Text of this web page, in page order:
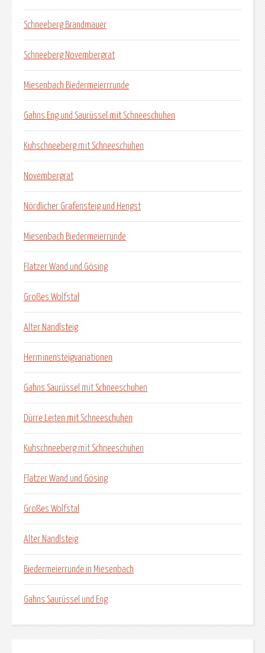
Schneeberg Brandmauer
Schneeberg Novembergrat
Miesenbach Biedermeierrrunde
Gahns Eng und Saurüssel mit Schneeschuhen
Kuhschneeberg mit Schneeschuhen
Novembergrat
Nördlicher Grafensteig und Hengst
Miesenbach Biedermeierrunde
Flatzer Wand und Gösing
Großes Wolfstal
Alter Nandlsteig
Herminensteigvariationen
Gahns Saurüssel mit Schneeschuhen
Dürre Leiten mit Schneeschuhen
Kuhschneeberg mit Schneeschuhen
Flatzer Wand und Gösing
Großes Wolfstal
Alter Nandlsteig
Biedermeierrunde in Miesenbach
Gahns Saurüssel und Eng